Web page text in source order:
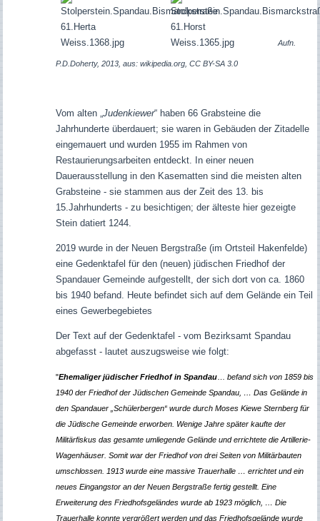
Aufn.
P.D.Doherty, 2013, aus: wikipedia.org, CC BY-SA 3.0
Vom alten „Judenkiewer“ haben 66 Grabsteine die
Jahrhunderte überdauert; sie waren in Gebäuden der Zitadelle
eingemauert und wurden 1955 im Rahmen von
Restaurierungsarbeiten entdeckt. In einer neuen
Dauerausstellung in den Kasematten sind die meisten alten
Grabsteine - sie stammen aus der Zeit des 13. bis
15.Jahrhunderts - zu besichtigen; der älteste hier gezeigte
Stein datiert 1244.
2019 wurde in der Neuen Bergstraße (im Ortsteil Hakenfelde)
eine Gedenktafel für den (neuen) jüdischen Friedhof der
Spandauer Gemeinde aufgestellt, der sich dort von ca. 1860
bis 1940 befand. Heute befindet sich auf dem Gelände ein Teil
eines Gewerbegebietes
Der Text auf der Gedenktafel - vom Bezirksamt Spandau
abgefasst - lautet auszugsweise wie folgt:
"Ehemaliger jüdischer Friedhof in Spandau…
befand sich von 1859 bis
1940 der Friedhof der Jüdischen Gemeinde Spandau, … Das Gelände in
den Spandauer „Schülerbergen“ wurde durch Moses Kiewe Sternberg für
die Jüdische Gemeinde erworben. Wenige Jahre später kaufte der
Militärfiskus das gesamte umliegende Gelände und errichtete die Artillerie-
Wagenhäuser. Somit war der Friedhof von drei Seiten von Militärbauten
umschlossen. 1913 wurde eine massive Trauerhalle … errichtet und ein
neues Eingangstor an der Neuen Bergstraße fertig gestellt. Eine
Erweiterung des Friedhofsgeländes wurde ab 1923 möglich, … Die
Trauerhalle konnte vergrößert werden und das Friedhofsgelände wurde